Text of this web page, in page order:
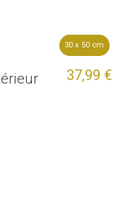
30 x 50 cm
30 x 50 cm
37,99 €